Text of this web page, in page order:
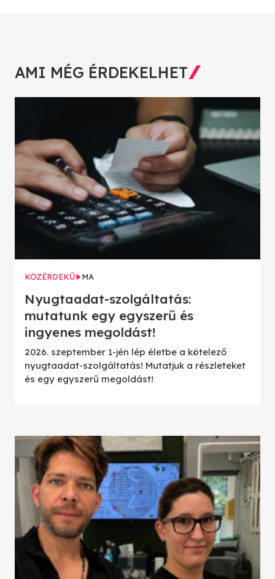
AMI MÉG ÉRDEKELHET
KÖZÉRDEKŰ MA
Nyugtaadat-szolgáltatás:
mutatunk egy egyszerű és
ingyenes megoldást!
2026. szeptember 1-jén lép életbe a kötelező
nyugtaadat-szolgáltatás! Mutatjuk a részleteket
és egy egyszerű megoldást!